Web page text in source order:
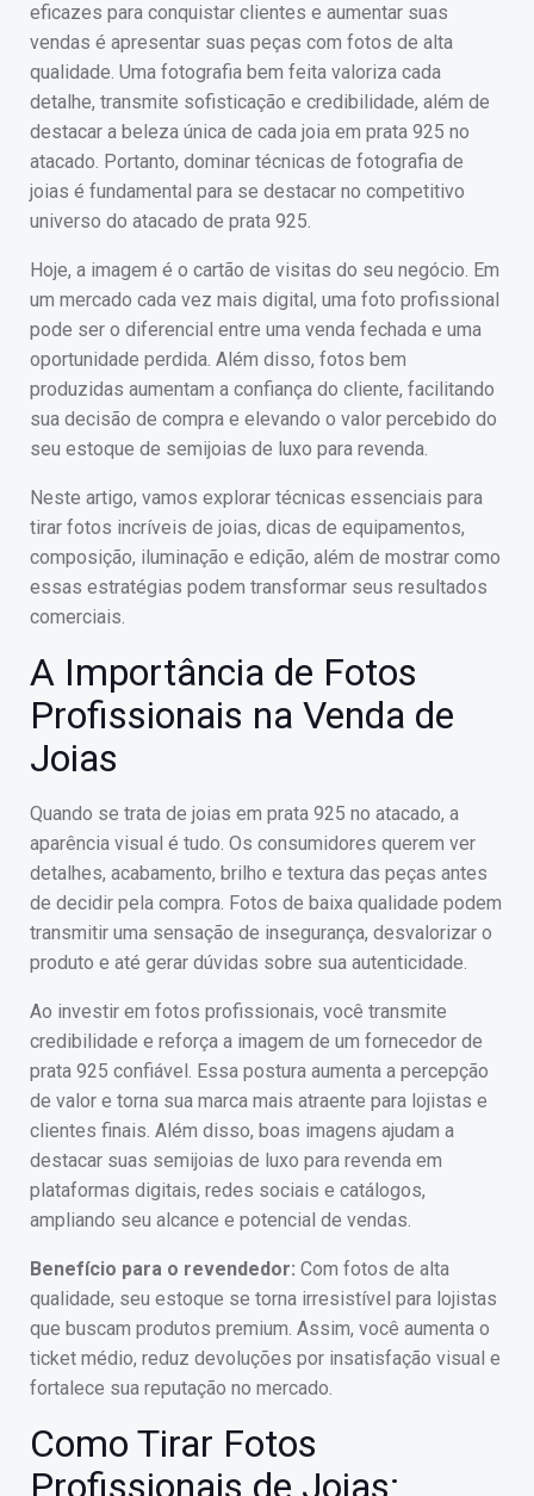
eficazes para conquistar clientes e aumentar suas
vendas é apresentar suas peças com fotos de alta
qualidade. Uma fotografia bem feita valoriza cada
detalhe, transmite sofisticação e credibilidade, além de
destacar a beleza única de cada joia em prata 925 no
atacado. Portanto, dominar técnicas de fotografia de
joias é fundamental para se destacar no competitivo
universo do atacado de prata 925.
Hoje, a imagem é o cartão de visitas do seu negócio. Em
um mercado cada vez mais digital, uma foto profissional
pode ser o diferencial entre uma venda fechada e uma
oportunidade perdida. Além disso, fotos bem
produzidas aumentam a confiança do cliente, facilitando
sua decisão de compra e elevando o valor percebido do
seu estoque de semijoias de luxo para revenda.
Neste artigo, vamos explorar técnicas essenciais para
tirar fotos incríveis de joias, dicas de equipamentos,
composição, iluminação e edição, além de mostrar como
essas estratégias podem transformar seus resultados
comerciais.
A Importância de Fotos
Profissionais na Venda de
Joias
Quando se trata de joias em prata 925 no atacado, a
aparência visual é tudo. Os consumidores querem ver
detalhes, acabamento, brilho e textura das peças antes
de decidir pela compra. Fotos de baixa qualidade podem
transmitir uma sensação de insegurança, desvalorizar o
produto e até gerar dúvidas sobre sua autenticidade.
Ao investir em fotos profissionais, você transmite
credibilidade e reforça a imagem de um fornecedor de
prata 925 confiável. Essa postura aumenta a percepção
de valor e torna sua marca mais atraente para lojistas e
clientes finais. Além disso, boas imagens ajudam a
destacar suas semijoias de luxo para revenda em
plataformas digitais, redes sociais e catálogos,
ampliando seu alcance e potencial de vendas.
Benefício para o revendedor: Com fotos de alta
qualidade, seu estoque se torna irresistível para lojistas
que buscam produtos premium. Assim, você aumenta o
ticket médio, reduz devoluções por insatisfação visual e
fortalece sua reputação no mercado.
Como Tirar Fotos
Profissionais de Joias: